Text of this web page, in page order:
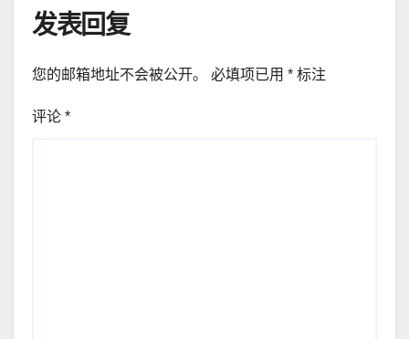
发表回复
您的邮箱地址不会被公开。 必填项已用 * 标注
评论 *